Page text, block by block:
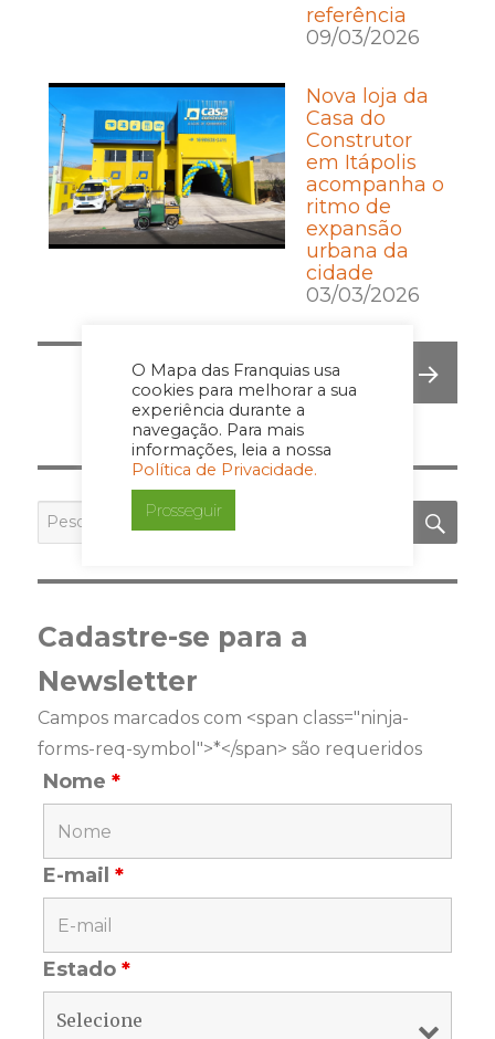
O Mapa das Franquias usa
cookies para melhorar a sua
experiência durante a
navegação. Para mais
informações, leia a nossa
Política de Privacidade.
Prosseguir
referência
09/03/2026
Nova loja da
Casa do
Construtor
em Itápolis
acompanha o
ritmo de
expansão
urbana da
cidade
03/03/2026
Posts
pagination
PÁGINA1
NA
por:
Cadastre-se para a
Newsletter
Campos marcados com <span class="ninja-
forms-req-symbol">*</span> são requeridos
Nome*
E-mail*
Estado*